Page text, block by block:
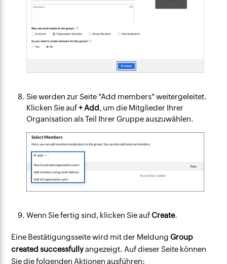
Sie werden zur Seite "Add members" weitergeleitet.
Klicken Sie auf+ Add, um die Mitglieder Ihrer
Organisation als Teil Ihrer Gruppe auszuwählen.
Wenn Sie fertig sind, klicken Sie aufCreate.
Eine Bestätigungsseite wird mit der MeldungGroup
created successfullyangezeigt. Auf dieser Seite können
Sie die folgenden Aktionen ausführen: